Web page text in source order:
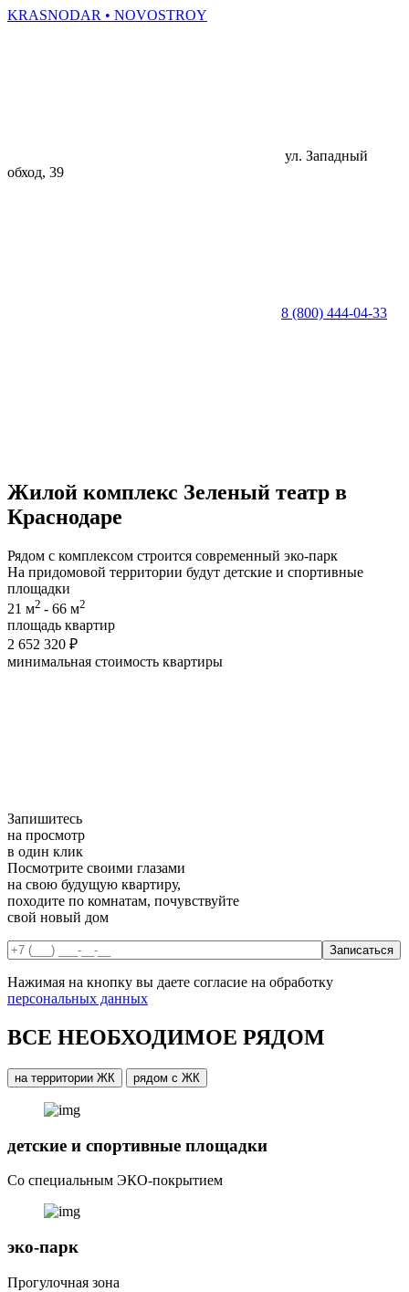
KRASNODAR • NOVOSTROY
ул. Западный
обход, 39
8 (800) 444-04-33
Жилой комплекс Зеленый театр в
Краснодаре
Рядом с комплексом строится современный эко-парк
На придомовой территории будут детские и спортивные
площадки
21 м2 - 66 м2
площадь квартир
2 652 320 ₽
минимальная cтоимость квартиры
Запишитесь
на просмотр
в один клик
Посмотрите своими глазами
на свою будущую квартиру,
походите по комнатам, почувствуйте
свой новый дом
Нажимая на кнопку вы даете согласие на обработку
персональных данных
ВСЕ НЕОБХОДИМОЕ РЯДОМ
на территории ЖК рядом с ЖК
детские и спортивные площадки
Со специальным ЭКО-покрытием
эко-парк
Прогулочная зона